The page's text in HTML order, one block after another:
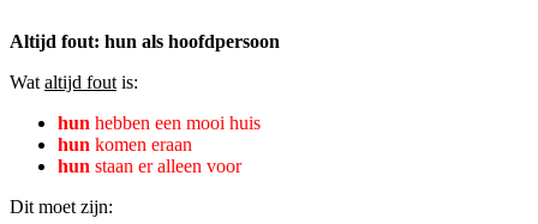
Altijd fout: hun als hoofdpersoon
Wat altijd fout is:
hun hebben een mooi huis
hun komen eraan
hun staan er alleen voor
Dit moet zijn: